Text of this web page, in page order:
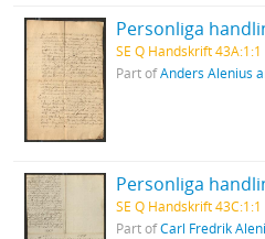
SE Q Handskrift 43A:1:1
Part ofAnders Alenius
Personliga
SE Q Handskrift 43C:1:1
Part ofCarl Fredrik